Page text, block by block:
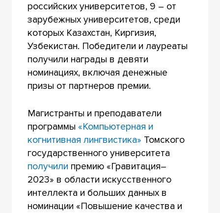
российских университетов, 9 – от
зарубежных университетов, среди
которых Казахстан, Киргизия,
Узбекистан. Победители и лауреаты
получили награды в девяти
номинациях, включая денежные
призы от партнеров премии.
Магистранты и преподаватели
программы «Компьютерная и
когнитивная лингвистика» Томского
государственного университета
получили премию «Гравитация–
2023» в области искусственного
интеллекта и больших данных в
номинации «Повышение качества и